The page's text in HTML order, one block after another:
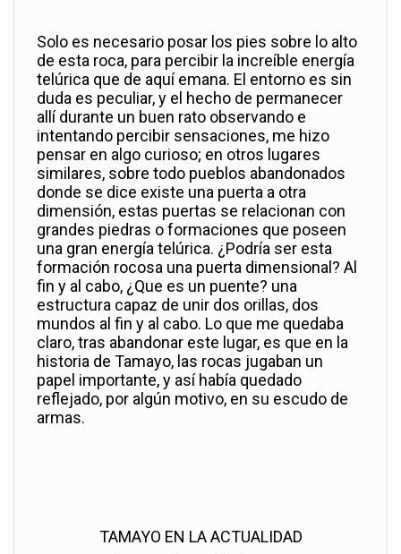
Solo es necesario posar los pies sobre lo alto
de esta roca, para percibir la increíble energía
telúrica que de aquí emana. El entorno es sin
duda es peculiar, y el hecho de permanecer
allí durante un buen rato observando e
intentando percibir sensaciones, me hizo
pensar en algo curioso; en otros lugares
similares, sobre todo pueblos abandonados
donde se dice existe una puerta a otra
dimensión, estas puertas se relacionan con
grandes piedras o formaciones que poseen
una gran energía telúrica. ¿Podría ser esta
formación rocosa una puerta dimensional? Al
fin y al cabo, ¿Que es un puente? una
estructura capaz de unir dos orillas, dos
mundos al fin y al cabo. Lo que me quedaba
claro, tras abandonar este lugar, es que en la
historia de Tamayo, las rocas jugaban un
papel importante, y así había quedado
reflejado, por algún motivo, en su escudo de
armas.
TAMAYO EN LA ACTUALIDAD